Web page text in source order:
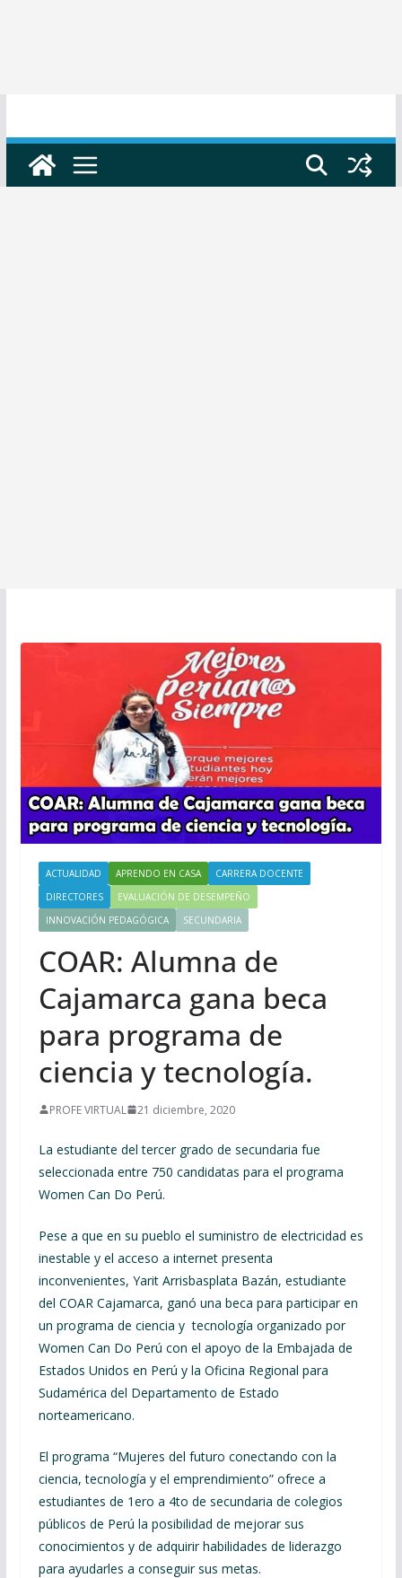
ACTUALIDAD APRENDO EN CASA
CARRERA DOCENTE
DIRECTORES
EVALUACIÓN DE DESEMPEÑO
INNOVACIÓN PEDAGÓGICA
SECUNDARIA
COAR: Alumna de
Cajamarca gana beca
para programa de
ciencia y tecnología.
PROFE VIRTUAL 21 diciembre, 2020
La estudiante del tercer grado de secundaria fue
seleccionada entre 750 candidatas para el programa
Women Can Do Perú.
Pese a que en su pueblo el suministro de electricidad es
inestable y el acceso a internet presenta
inconvenientes, Yarit Arrisbasplata Bazán, estudiante
del COAR Cajamarca, ganó una beca para participar en
un programa de ciencia y tecnología organizado por
Women Can Do Perú con el apoyo de la Embajada de
Estados Unidos en Perú y la Oficina Regional para
Sudamérica del Departamento de Estado
norteamericano.
El programa “Mujeres del futuro conectando con la
ciencia, tecnología y el emprendimiento” ofrece a
estudiantes de 1ero a 4to de secundaria de colegios
públicos de Perú la posibilidad de mejorar sus
conocimientos y de adquirir habilidades de liderazgo
para ayudarles a conseguir sus metas.